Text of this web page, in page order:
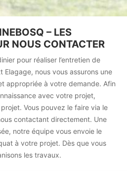
– LES
NOUS CONTACTER
pour réaliser l’entretien de
Elagage, nous vous assurons une
appropriée à votre demande. Afin
avec votre projet,
Vous pouvez le faire via le
contactant directement. Une
notre équipe vous envoie le
à votre projet. Dès que vous
les travaux.